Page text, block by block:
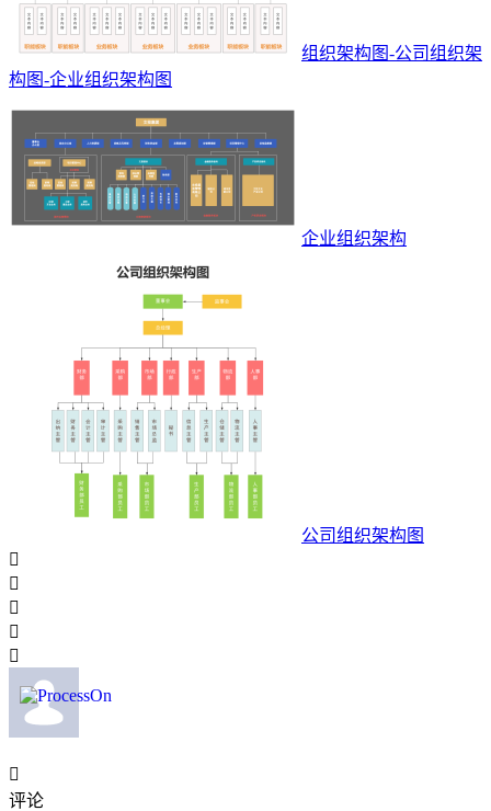
组织架构图-公司组织架
构图-企业组织架构图
企业组织架构
公司组织架构图






评论